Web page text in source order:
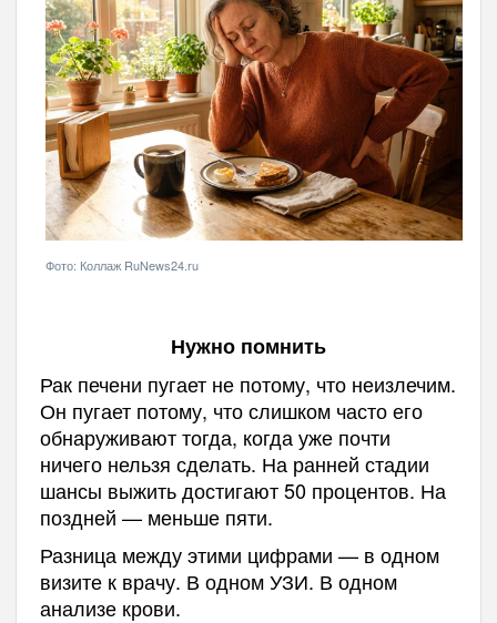
Фото: Коллаж RuNews24.ru
Нужно помнить
Рак печени пугает не потому, что неизлечим.
Он пугает потому, что слишком часто его
обнаруживают тогда, когда уже почти
ничего нельзя сделать. На ранней стадии
шансы выжить достигают 50 процентов. На
поздней — меньше пяти.
Разница между этими цифрами — в одном
визите к врачу. В одном УЗИ. В одном
анализе крови.